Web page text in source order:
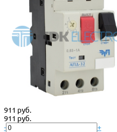
911 руб.
911 руб.
-
+